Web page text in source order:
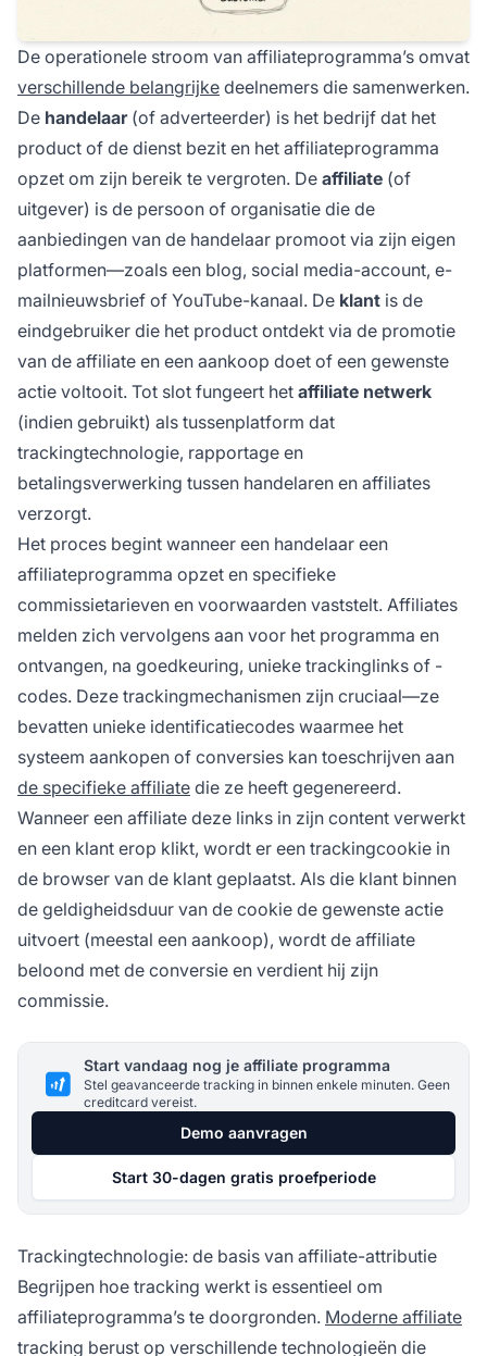
De operationele stroom van affiliateprogramma’s omvat
verschillende belangrijke deelnemers die samenwerken.
De handelaar(of adverteerder) is het bedrijf dat het
product of de dienst bezit en het affiliateprogramma
opzet om zijn bereik te vergroten. De affiliate (of
uitgever) is de persoon of organisatie die de
aanbiedingen van de handelaar promoot via zijn eigen
platformen—zoals een blog, social media-account, e-
mailnieuwsbrief of YouTube-kanaal. De klant is de
eindgebruiker die het product ontdekt via de promotie
van de affiliate en een aankoop doet of een gewenste
actie voltooit. Tot slot fungeert het affiliate netwerk
(indien gebruikt) als tussenplatform dat
trackingtechnologie, rapportage en
betalingsverwerking tussen handelaren en affiliates
verzorgt.
Het proces begint wanneer een handelaar een
affiliateprogramma opzet en specifieke
commissietarieven en voorwaarden vaststelt. Affiliates
melden zich vervolgens aan voor het programma en
ontvangen, na goedkeuring, unieke trackinglinks of -
codes. Deze trackingmechanismen zijn cruciaal—ze
bevatten unieke identificatiecodes waarmee het
systeem aankopen of conversies kan toeschrijven aan
de specifieke affiliate die ze heeft gegenereerd.
Wanneer een affiliate deze links in zijn content verwerkt
en een klant erop klikt, wordt er een trackingcookie in
de browser van de klant geplaatst. Als die klant binnen
de geldigheidsduur van de cookie de gewenste actie
uitvoert (meestal een aankoop), wordt de affiliate
beloond met de conversie en verdient hij zijn
commissie.
Start vandaag nog je affiliate programma
Stel geavanceerde tracking in binnen enkele minuten. Geen
creditcard vereist.
Demo aanvragen
Start 30-dagen gratis proefperiode
Trackingtechnologie: de basis van affiliate-attributie
Begrijpen hoe tracking werkt is essentieel om
affiliateprogramma’s te doorgronden. Moderne affiliate
tracking berust op verschillende technologieën die